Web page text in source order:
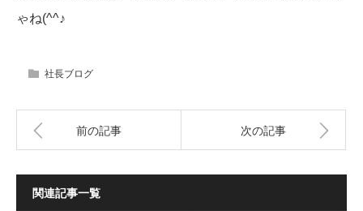
ゃね(^^♪
社長ブログ
前の記事 次の記事
関連記事一覧